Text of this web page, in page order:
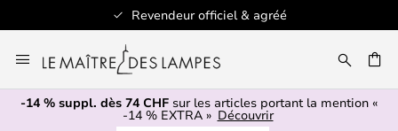
Revendeur officiel & agréé
au
contenu
-14 % suppl. dès 74 CHF sur les articles portant la mention «
-14 % EXTRA » Découvrir